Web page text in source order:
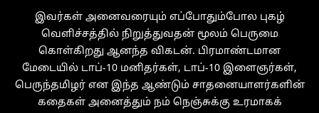
இவர்கள் அனைவரையும் எப்போதும்போல புகழ்
வெளிச்சத்தில் நிறுத்துவதன் மூலம் பெருமை
கொள்கிறது ஆனந்த விகடன். பிரமாண்டமான
மேடையில் டாப்-10 மனிதர்கள், டாப்-10 இளைஞர்கள்,
பெருந்தமிழர் என இந்த ஆண்டும் சாதனையாளர்களின்
கதைகள் அனைத்தும் நம் நெஞ்சுக்கு உரமாகக்